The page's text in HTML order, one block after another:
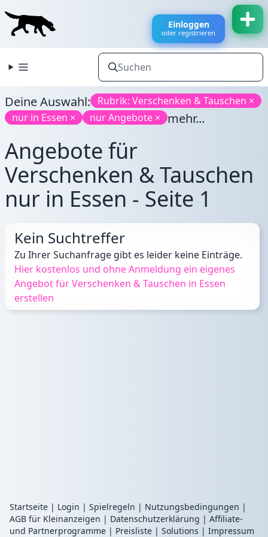
Einloggen
oder registrieren
Deine Auswahl:
Rubrik: Verschenken & Tauschen ×
nur in Essen ×
nur Angebote × mehr...
Angebote für
Verschenken & Tauschen
nur in Essen - Seite 1
Kein Suchtreffer
Zu Ihrer Suchanfrage gibt es leider keine Einträge.
Hier kostenlos und ohne Anmeldung ein eigenes
Angebot für Verschenken & Tauschen in Essen
erstellen
Startseite | Login | Spielregeln | Nutzungsbedingungen |
AGB für Kleinanzeigen | Datenschutzerklärung | Affiliate-
und Partnerprogramme | Preisliste | Solutions | Impressum